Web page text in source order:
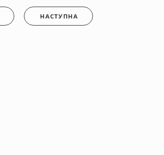
НАСТУПНА